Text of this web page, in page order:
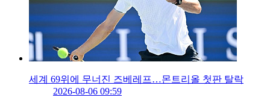
세계 69위에 무너진 즈베레프…몬트리올 첫판 탈락
2026-08-06 09:59